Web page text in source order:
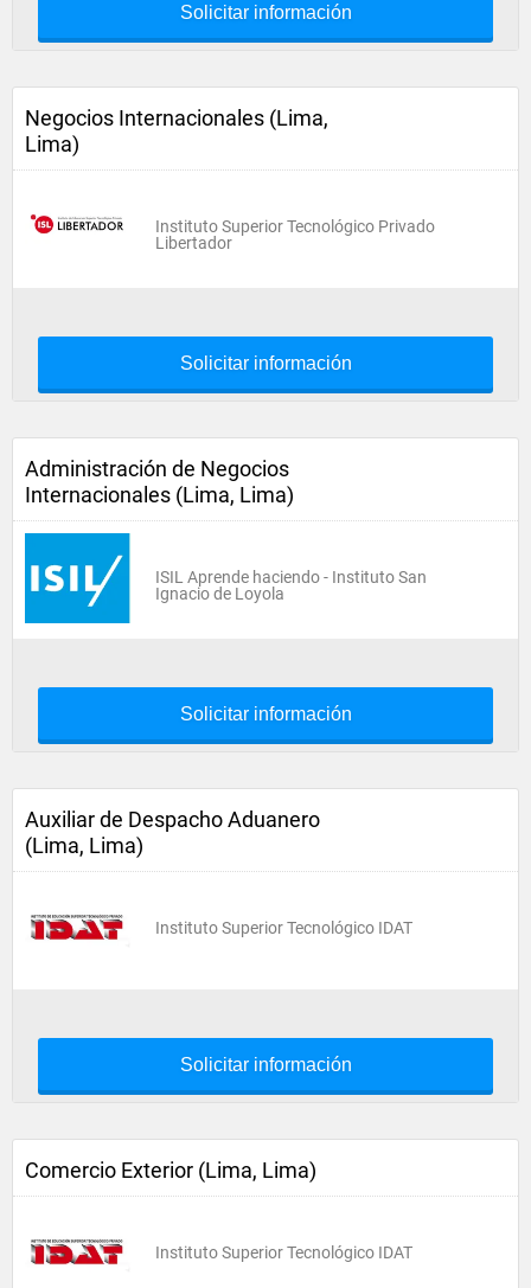
Solicitar información
Negocios Internacionales (Lima,
Lima)
Instituto Superior Tecnológico Privado
Libertador
Solicitar información
Administración de Negocios
Internacionales (Lima, Lima)
ISIL Aprende haciendo - Instituto San
Ignacio de Loyola
Solicitar información
Auxiliar de Despacho Aduanero
(Lima, Lima)
Instituto Superior Tecnológico IDAT
Solicitar información
Comercio Exterior (Lima, Lima)
Instituto Superior Tecnológico IDAT